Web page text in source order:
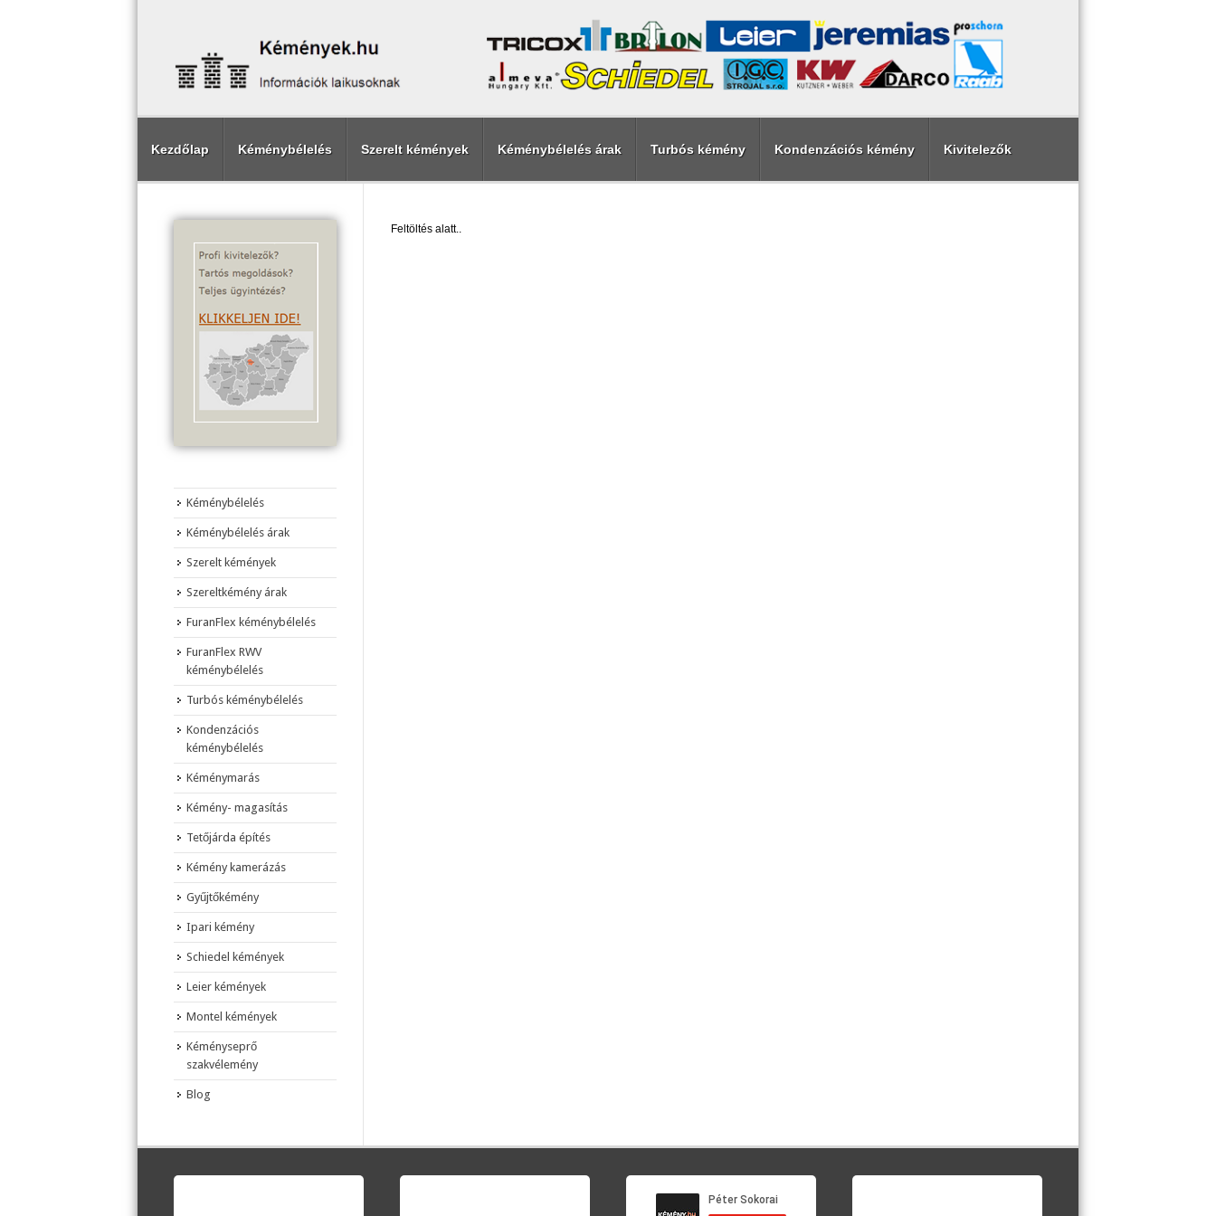
Kezdőlap Kéménybélelés Szerelt kémények Kéménybélelés árak Turbós kémény Kondenzációs kémény Kivitelezők
Kéménybélelés
Kéménybélelés árak
Szerelt kémények
Szereltkémény árak
FuranFlex kéménybélelés
FuranFlex RWV
kéménybélelés
Turbós kéménybélelés
Kondenzációs
kéménybélelés
Kéménymarás
Kémény- magasítás
Tetőjárda építés
Kémény kamerázás
Gyűjtőkémény
Ipari kémény
Schiedel kémények
Leier kémények
Montel kémények
Kéményseprő
szakvélemény
Blog
Feltöltés alatt..